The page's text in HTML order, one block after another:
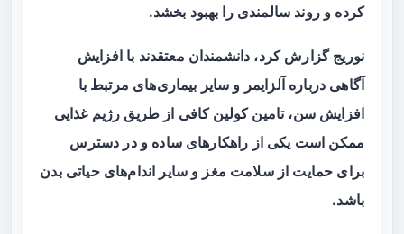
کرده و روند سالمندی را بهبود بخشد.
نوریج گزارش کرد، دانشمندان معتقدند با افزایش
آگاهی درباره آلزایمر و سایر بیماری‌های مرتبط با
افزایش سن، تامین کولین کافی از طریق رژیم غذایی
ممکن است یکی از راهکارهای ساده و در دسترس
برای حمایت از سلامت مغز و سایر اندام‌های حیاتی بدن
باشد.